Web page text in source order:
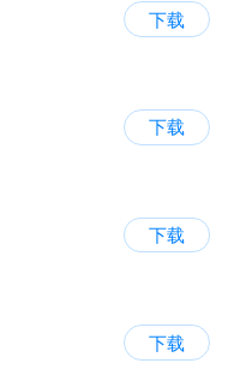
下载
下载
下载
下载